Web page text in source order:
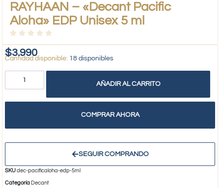
RAYHAAN – «Decant Pacific
Aloha» EDP Unisex 5 ml
$3.990 18 disponibles
AÑADIR AL CARRITO
COMPRAR AHORA
SEGUIR COMPRANDO
SKUdec-pacificaloha-edp-5ml
Categoría Decant